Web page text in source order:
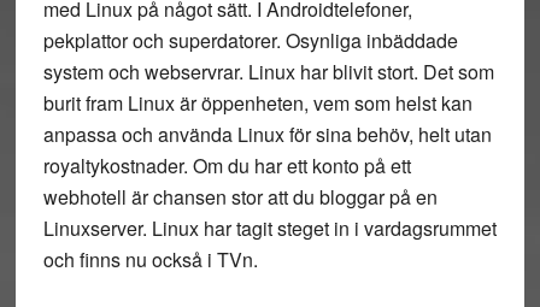
med Linux på något sätt. I Androidtelefoner,
pekplattor och superdatorer. Osynliga inbäddade
system och webservrar. Linux har blivit stort. Det som
burit fram Linux är öppenheten, vem som helst kan
anpassa och använda Linux för sina behöv, helt utan
royaltykostnader. Om du har ett konto på ett
webhotell är chansen stor att du bloggar på en
Linuxserver. Linux har tagit steget in i vardagsrummet
och finns nu också i TVn.